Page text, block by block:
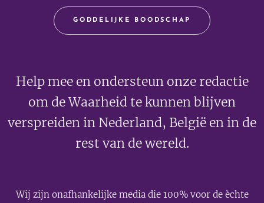
GODDELIJKE BOODSCHAP
Help mee en ondersteun onze redactie
om de Waarheid te kunnen blijven
verspreiden in Nederland, België en in de
rest van de wereld.
Wij zijn onafhankelijke media die 100% voor de èchte